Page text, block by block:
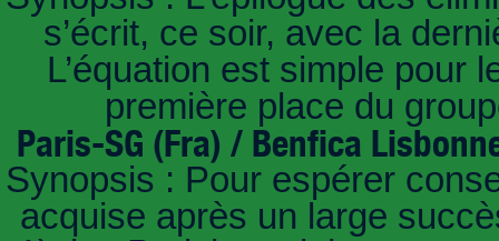
s’écrit, ce soir, avec la
L’équation est simple pour
première place du
Paris-SG (Fra) / Benfica
Synopsis : Pour espérer
acquise après un large